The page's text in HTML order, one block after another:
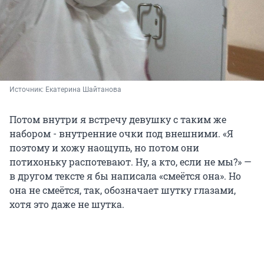
Источник: Екатерина Шайтанова
Потом внутри я встречу девушку с таким же
набором - внутренние очки под внешними. «Я
поэтому и хожу наощупь, но потом они
потихоньку распотевают. Ну, а кто, если не мы?» —
в другом тексте я бы написала «смеётся она». Но
она не смеётся, так, обозначает шутку глазами,
хотя это даже не шутка.